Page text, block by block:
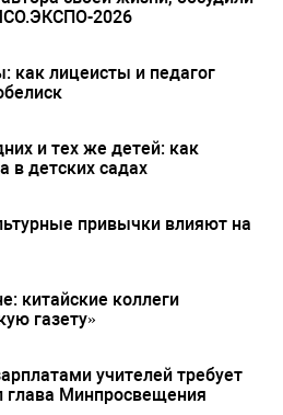
2026
как лицеисты и педагог
и тех же детей: как
в детских садах
привычки влияют на
китайские коллеги
газету»
учителей требует
глава Минпросвещения